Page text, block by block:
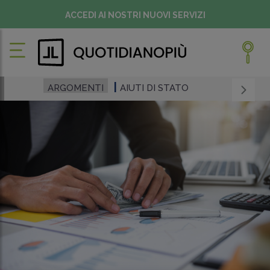
ACCEDI AI NOSTRI NUOVI SERVIZI
ARGOMENTI AIUTI DI STATO